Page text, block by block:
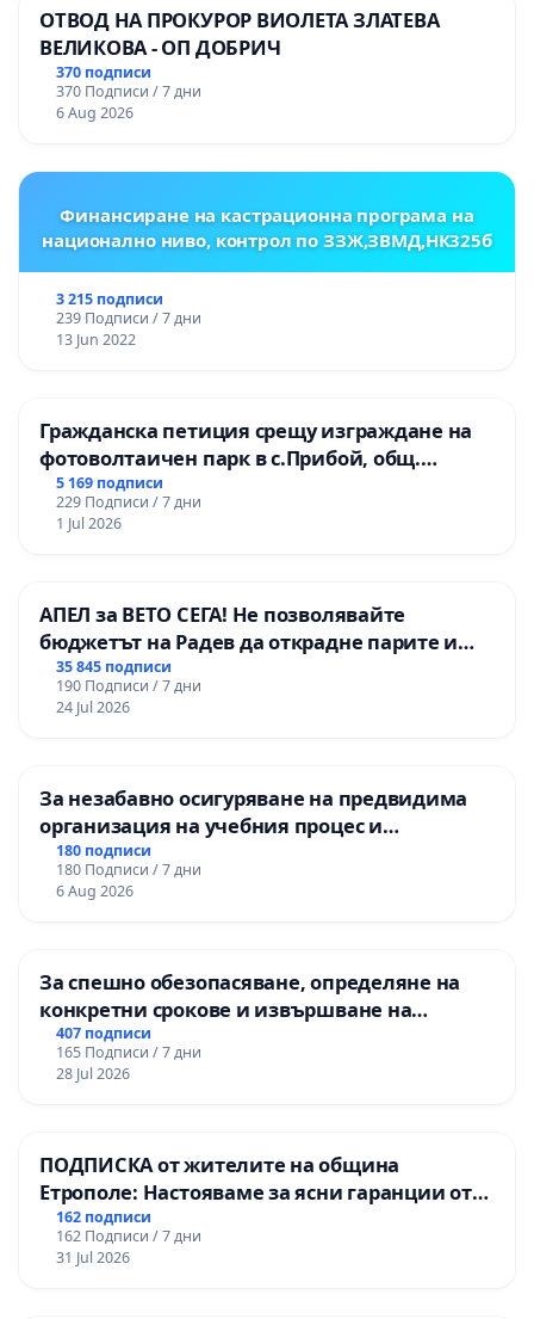
ОТВОД НА ПРОКУРОР ВИОЛЕТА ЗЛАТЕВА
ВЕЛИКОВА - ОП ДОБРИЧ
370 подписи
370 Подписи / 7 дни
6 Aug 2026
Финансиране на кастрационна програма на
национално ниво, контрол по ЗЗЖ,ЗВМД,НК325б
3 215 подписи
239 Подписи / 7 дни
13 Jun 2022
Гражданска петиция срещу изграждане на
фотоволтаичен парк в с.Прибой, общ.
Радомир
5 169 подписи
229 Подписи / 7 дни
1 Jul 2026
АПЕЛ за ВЕТО СЕГА! Не позволявайте
бюджетът на Радев да открадне парите и
правата ни в тъмното
35 845 подписи
190 Подписи / 7 дни
24 Jul 2026
За незабавно осигуряване на предвидима
организация на учебния процес и
гарантиране на правото на равнопоставено
и качествено образование на учениците от
ОУ „Княз Александър I“ и Хуманитарна
180 подписи
180 Подписи / 7 дни
6 Aug 2026
За спешно обезопасяване, определяне на
конкретни срокове и извършване на
цялостна рехабилитация на
републиканския път между пътен възел АМ
„Тракия“ - гр. Ихтиман - с. Мирово - к.к.
407 подписи
165 Подписи / 7 дни
28 Jul 2026
ПОДПИСКА от жителите на община
Етрополе: Настояваме за ясни гаранции от
“Елаците-МЕД” АД и от държавата, че ще се
изпълнят всички екологични норми!
162 подписи
162 Подписи / 7 дни
31 Jul 2026